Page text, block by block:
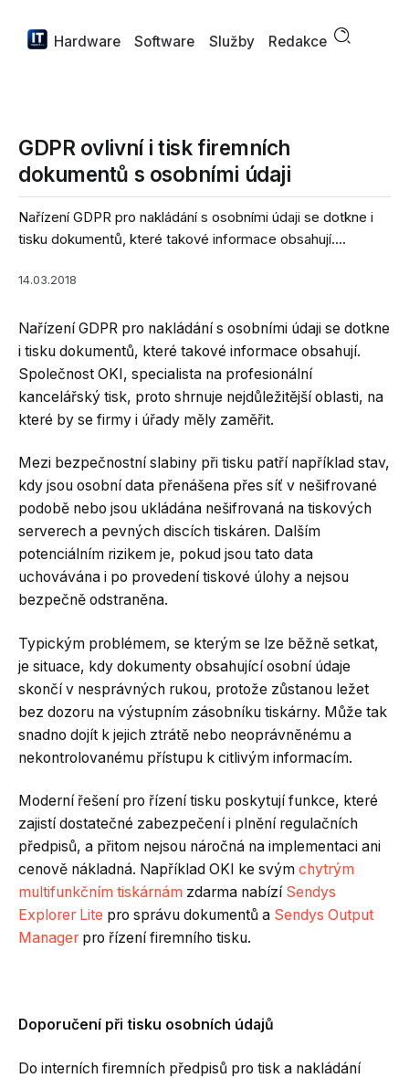
Hardware Software Služby Redakce
GDPR ovlivní i tisk firemních
dokumentů s osobními údaji
Nařízení GDPR pro nakládání s osobními údaji se dotkne i
tisku dokumentů, které takové informace obsahují....
14.03.2018
Nařízení GDPR pro nakládání s osobními údaji se dotkne
i tisku dokumentů, které takové informace obsahují.
Společnost OKI, specialista na profesionální
kancelářský tisk, proto shrnuje nejdůležitější oblasti, na
které by se firmy i úřady měly zaměřit.
Mezi bezpečnostní slabiny při tisku patří například stav,
kdy jsou osobní data přenášena přes síť v nešifrované
podobě nebo jsou ukládána nešifrovaná na tiskových
serverech a pevných discích tiskáren. Dalším
potenciálním rizikem je, pokud jsou tato data
uchovávána i po provedení tiskové úlohy a nejsou
bezpečně odstraněna.
Typickým problémem, se kterým se lze běžně setkat,
je situace, kdy dokumenty obsahující osobní údaje
skončí v nesprávných rukou, protože zůstanou ležet
bez dozoru na výstupním zásobníku tiskárny. Může tak
snadno dojít k jejich ztrátě nebo neoprávněnému a
nekontrolovanému přístupu k citlivým informacím.
Moderní řešení pro řízení tisku poskytují funkce, které
zajistí dostatečné zabezpečení i plnění regulačních
předpisů, a přitom nejsou náročná na implementaci ani
cenově nákladná. Například OKI ke svým chytrým
multifunkčním tiskárnám zdarma nabízí Sendys
Explorer Lite pro správu dokumentů a Sendys Output
Manager pro řízení firemního tisku.
Doporučení při tisku osobních údajů
Do interních firemních předpisů pro tisk a nakládání